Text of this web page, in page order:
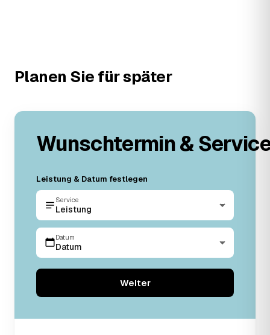
Planen Sie für später
Wunschtermin &
Leistung & Datum festlegen
Service
Leistung
Datum
Datum
Weiter